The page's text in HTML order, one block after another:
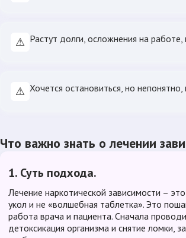
⚠ Растут долги, осложнения на
⚠ Хочется остановиться, но непонятно,
Что важно знать о лечении
1. Суть подхода.
Лечение наркотической зависимости –
укол и не «волшебная таблетка». Это
работа врача и пациента. Сначала
детоксикация организма и снятие ломки,